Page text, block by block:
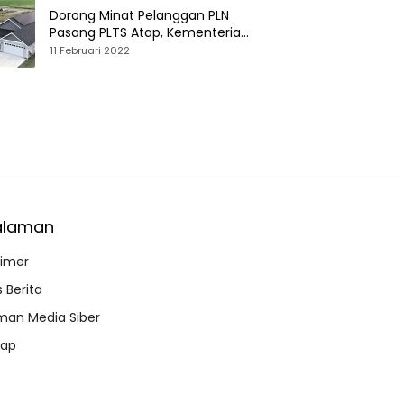
Dorong Minat Pelanggan PLN
Pasang PLTS Atap, Kementerian
ESDM Luncurkan Paket Hibah SEF
11 Februari 2022
Berita
Media Siber